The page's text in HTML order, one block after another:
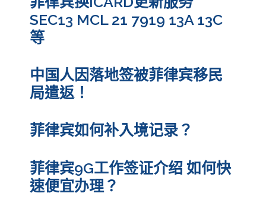
SEC13 MCL 21 7919 13A 13C
等
中国人因落地签被菲律宾移民
局遣返！
菲律宾如何补入境记录？
菲律宾9G工作签证介绍 如何快
速便宜办理？